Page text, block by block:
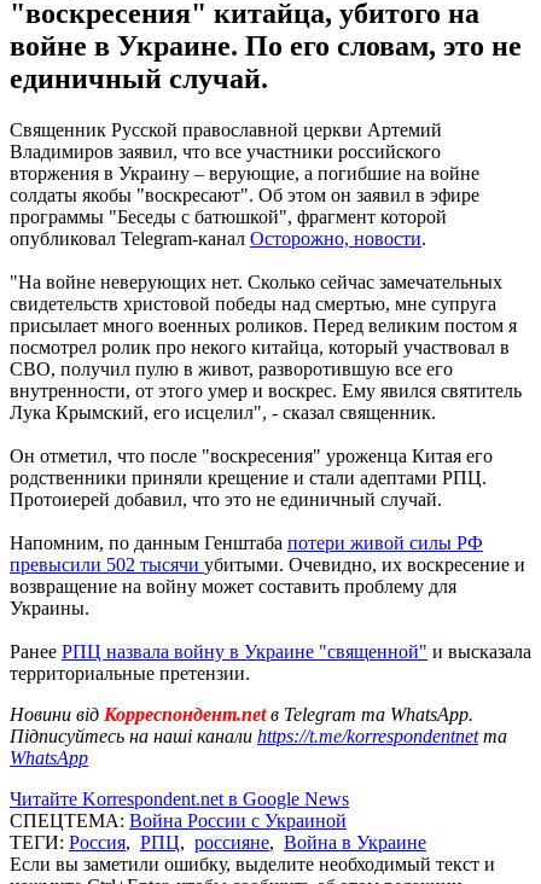
"воскресения" китайца, убитого на
войне в Украине. По его словам, это не
единичный случай.
Священник Русской православной церкви Артемий
Владимиров заявил, что все участники российского
вторжения в Украину – верующие, а погибшие на войне
солдаты якобы "воскресают". Об этом он заявил в эфире
программы "Беседы с батюшкой", фрагмент которой
опубликовал Telegram-канал Осторожно, новости.
"На войне неверующих нет. Сколько сейчас замечательных
свидетельств христовой победы над смертью, мне супруга
присылает много военных роликов. Перед великим постом я
посмотрел ролик про некого китайца, который участвовал в
СВО, получил пулю в живот, разворотившую все его
внутренности, от этого умер и воскрес. Ему явился святитель
Лука Крымский, его исцелил", - сказал священник.
Он отметил, что после "воскресения" уроженца Китая его
родственники приняли крещение и стали адептами РПЦ.
Протоиерей добавил, что это не единичный случай.
Напомним, по данным Генштаба потери живой силы РФ
превысили 502 тысячи убитыми. Очевидно, их воскресение и
возвращение на войну может составить проблему для
Украины.
Ранее РПЦ назвала войну в Украине "священной" и высказала
территориальные претензии.
Новини від Корреспондент.netв Telegram та WhatsApp.
Підписуйтесь на наші канали https://t.me/korrespondentnetта
WhatsApp
Читайте Korrespondent.net в Google News
СПЕЦТЕМА: Война России с Украиной
ТЕГИ: Россия, РПЦ, россияне, Война в Украине
Если вы заметили ошибку, выделите необходимый текст и